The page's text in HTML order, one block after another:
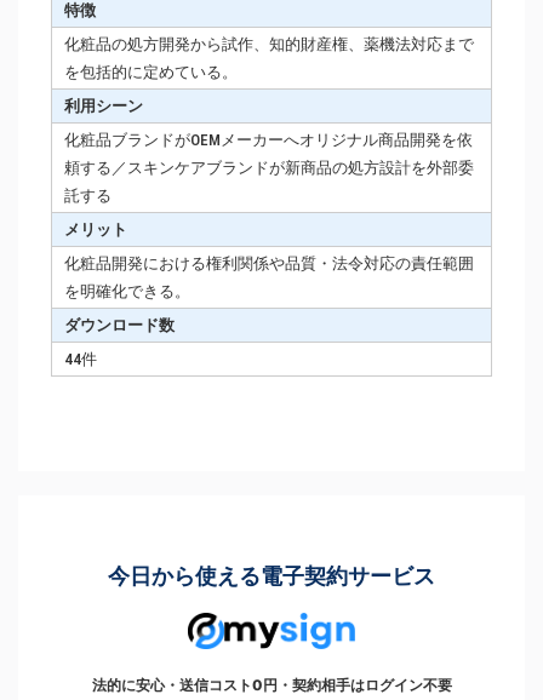
特徴
化粧品の処方開発から試作、知的財産権、薬機法対応まで
を包括的に定めている。
利用シーン
化粧品ブランドがOEMメーカーへオリジナル商品開発を依
頼する／スキンケアブランドが新商品の処方設計を外部委
託する
メリット
化粧品開発における権利関係や品質・法令対応の責任範囲
を明確化できる。
ダウンロード数
44件
今日から使える電子契約サービス
法的に安心・送信コスト0円・契約相手はログイン不要